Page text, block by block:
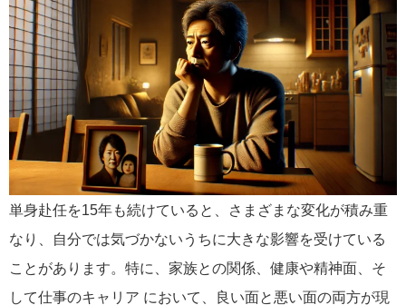
単身赴任を15年も続けていると、さまざまな変化が積み重
なり、自分では気づかないうちに大きな影響を受けている
ことがあります。特に、家族との関係、健康や精神面、そ
して仕事のキャリア において、良い面と悪い面の両方が現